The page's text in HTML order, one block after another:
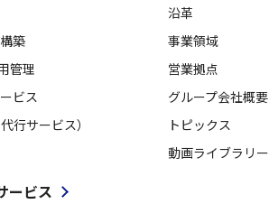
築
管理
ビス
行サービス）
ービス
沿革
事業領域
営業拠点
グループ会社概要
トピックス
動画ライブラリー